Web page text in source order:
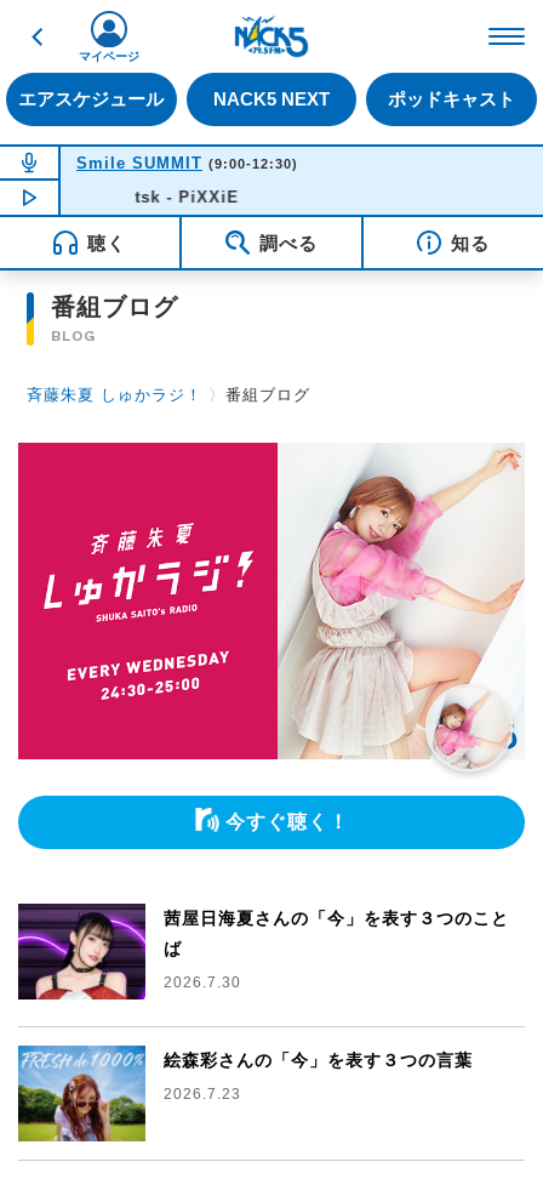
戻る
エアスケジュール NACK5 NEXT ポッドキャスト
マイページ
NOW ON AIR
Smile SUMMIT (9:00-12:30)
NOW PLAYING10:03
tsk - PiXXiE
聴く 調べる 知る
番組ブログ
BLOG
斉藤朱夏 しゅかラジ！ 〉番組ブログ
今すぐ聴く！
茜屋日海夏さんの「今」を表す３つのこと
ば
2026.7.30
絵森彩さんの「今」を表す３つの言葉
2026.7.23